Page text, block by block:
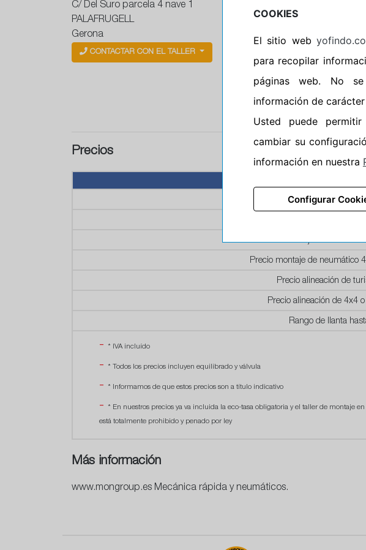
C/ Del Suro parcela 4 nave 1
PALAFRUGELL
Gerona
CONTACTAR CON EL TALLER
Precios
Precio montaje de llanta
Precio montaje de
Precio montaje de neumático
Precio alineación de
Precio alineación de 4x4
Rango de llanta
* IVA incluído
* Todos los precios incluyen equilibrado y válvula
* Informamos de que estos precios son a título indicativo
* En nuestros precios ya va incluida la eco-tasa obligatoria y el taller de montaje
está totalmente prohibido y penado por ley
Más información
www.mongroup.es Mecánica rápida y neumáticos.
COOKIES
El sitio web
para recopilar
páginas web. No
información de
Usted puede
cambiar su
información en nuestra
Configurar